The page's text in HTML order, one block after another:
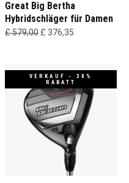
Great Big Bertha
Hybridschläger für Damen
£ 579,00 £ 376,35
VERKAUF - 30%
RABATT